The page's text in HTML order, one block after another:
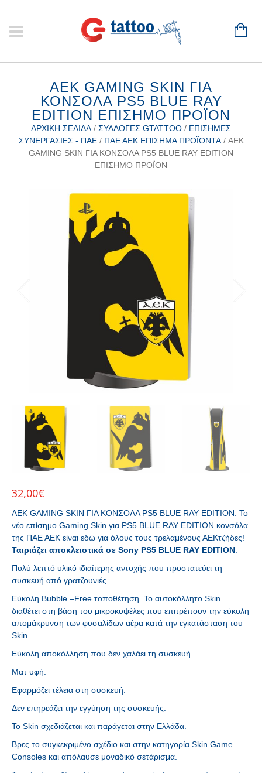
ΑΕΚ GAMING SKIN ΓΙΑ
ΚΟΝΣΟΛΑ PS5 BLUE RAY
EDITION ΕΠΙΣΗΜΟ ΠΡΟΪΟΝ
ΑΡΧΙΚΉ ΣΕΛΊΔΑ / ΣΥΛΛΟΓΈΣ GTATTOO / ΕΠΊΣΗΜΕΣ
ΣΥΝΕΡΓΑΣΊΕΣ - ΠΑΕ/ ΠΑΕ ΑΕΚ ΕΠΊΣΗΜΑ ΠΡΟΪΌΝΤΑ/ ΑΕΚ
GAMING SKIN ΓΙΑ ΚΟΝΣΟΛΑ PS5 BLUE RAY EDITION
ΕΠΙΣΗΜΟ ΠΡΟΪΟΝ
32,00€
ΑΕΚ GAMING SKIN ΓΙΑ ΚΟΝΣΟΛΑ PS5 BLUE RAY EDITION. Το
νέο επίσημο Gaming Skin για PS5 BLUE RAY EDITION κονσόλα
της ΠΑΕ ΑΕΚ είναι εδώ για όλους τους τρελαμένους ΑΕΚτζήδες!
Ταιριάζει αποκλειστικά σε Sony PS5 BLUE RAY EDITION
Πολύ λεπτό υλικό ιδιαίτερης αντοχής που προστατεύει τη
συσκευή από γρατζουνιές.
Εύκολη Bubble –Free τοποθέτηση. Το αυτοκόλλητο Skin
διαθέτει στη βάση του μικρoκυψέλες που επιτρέπουν την εύκολη
απομάκρυνση των φυσαλίδων αέρα κατά την εγκατάσταση του
Skin.
Εύκολη αποκόλληση που δεν χαλάει τη συσκευή.
Ματ υφή.
Εφαρμόζει τέλεια στη συσκευή.
Δεν επηρεάζει την εγγύηση της συσκευής.
Το Skin σχεδιάζεται και παράγεται στην Ελλάδα.
Βρες το συγκεκριμένο σχέδιο και στην κατηγορία Skin Game
Consoles και απόλαυσε μοναδικό σετάρισμα.